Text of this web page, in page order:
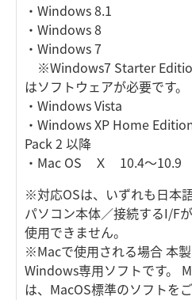
・Windows 8.1
・Windows 8
・Windows 7
※Windows7 Starter
はソフトウェアが必要です。
・Windows Vista
・Windows XP Home
Pack 2 以降
・Mac OS Ｘ 10.4～10.9
※対応OSは、いずれも日本
パソコン本体／接続するI/F
使用できません。
※Macで使用される場合 本製
Windows専用ソフトです。
は、MacOS標準のソフトを